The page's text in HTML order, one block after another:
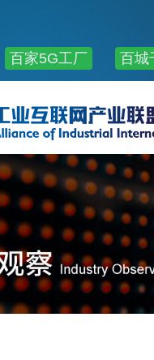
百家5G工厂 百城